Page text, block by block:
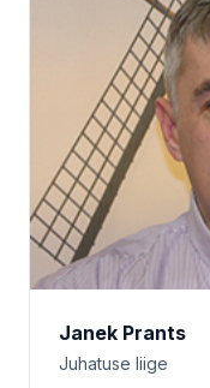
Janek Prants
Juhatuse liige